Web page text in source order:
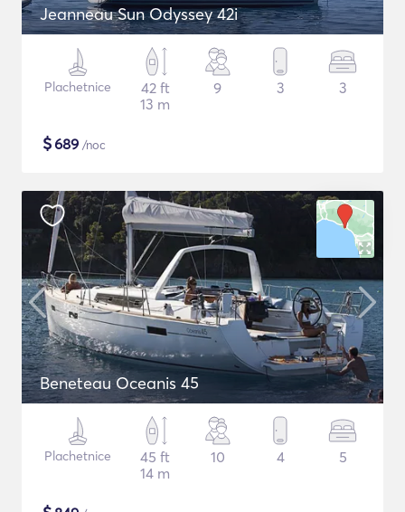
Jeanneau Sun Odyssey 42i
Plachetnice
42 ft
13 m
9 3 3
$689 /noc
Beneteau Oceanis 45
Plachetnice
45 ft
14 m
10 4 5